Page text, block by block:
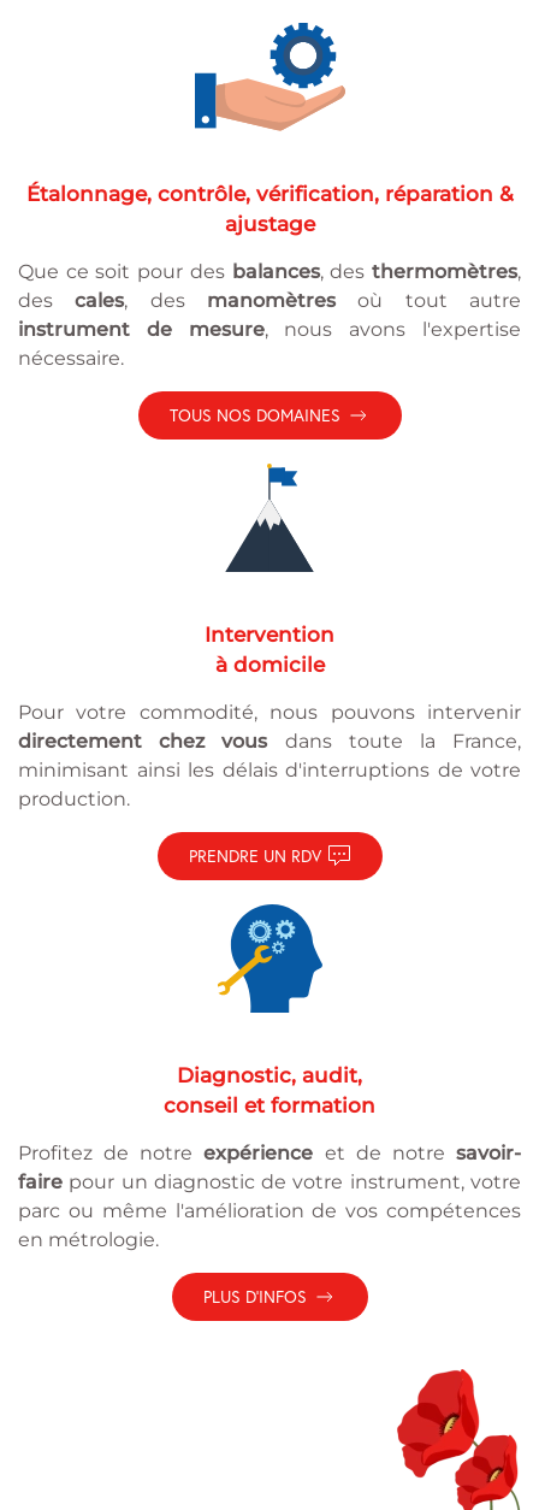
Étalonnage, contrôle, vérification, réparation &
ajustage
Que ce soit pour des balances, desthermomètres,
descales, des manomètresoù tout autre
instrument de mesure, nous avons l'expertise
nécessaire.
TOUS NOS DOMAINES
Intervention
à domicile
Pour votre commodité, nous pouvons intervenir
directement chez vousdans toute la France,
minimisant ainsi les délais d'interruptions de votre
production.
PRENDRE UN RDV
Diagnostic, audit,
conseil et formation
Profitez de notreexpérience et de notresavoir-
faire pour un diagnostic de votre instrument, votre
parc ou même l'amélioration de vos compétences
en métrologie.
PLUS D'INFOS